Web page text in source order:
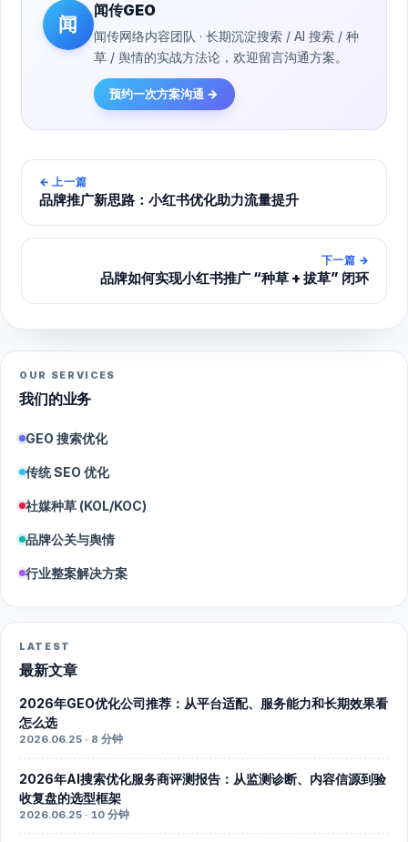
闻
闻传GEO
闻传网络内容团队 · 长期沉淀搜索 / AI 搜索 / 种
草 / 舆情的实战方法论，欢迎留言沟通方案。
预约一次方案沟通 →
← 上一篇
品牌推广新思路：小红书优化助力流量提升
下一篇 →
品牌如何实现小红书推广 “种草 + 拔草” 闭环
OUR SERVICES
我们的业务
GEO 搜索优化
传统 SEO 优化
社媒种草 (KOL/KOC)
品牌公关与舆情
行业整案解决方案
LATEST
最新文章
2026年GEO优化公司推荐：从平台适配、服务能力和长期效果看
怎么选
2026.06.25 · 8 分钟
2026年AI搜索优化服务商评测报告：从监测诊断、内容信源到验
收复盘的选型框架
2026.06.25 · 10 分钟